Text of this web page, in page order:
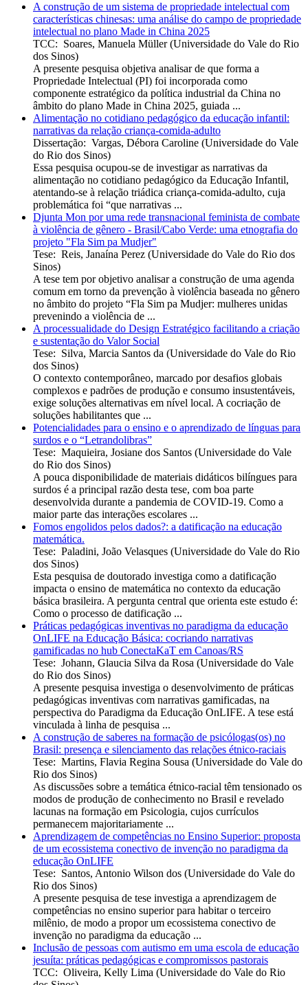
A construção de um sistema de propriedade intelectual com
características chinesas: uma análise do campo de propriedade
intelectual no plano Made in China 2025
TCC: Soares, Manuela Müller (Universidade do Vale do Rio
dos Sinos)
A presente pesquisa objetiva analisar de que forma a
Propriedade Intelectual (PI) foi incorporada como
componente estratégico da política industrial da China no
âmbito do plano Made in China 2025, guiada ...
Alimentação no cotidiano pedagógico da educação infantil:
narrativas da relação criança-comida-adulto
Dissertação: Vargas, Débora Caroline (Universidade do Vale
do Rio dos Sinos)
Essa pesquisa ocupou-se de investigar as narrativas da
alimentação no cotidiano pedagógico da Educação Infantil,
atentando-se à relação triádica criança-comida-adulto, cuja
problemática foi “que narrativas ...
Djunta Mon por uma rede transnacional feminista de combate
à violência de gênero - Brasil/Cabo Verde: uma etnografia do
projeto "Fla Sim pa Mudjer"
Tese: Reis, Janaína Perez (Universidade do Vale do Rio dos
Sinos)
A tese tem por objetivo analisar a construção de uma agenda
comum em torno da prevenção à violência baseada no gênero
no âmbito do projeto “Fla Sim pa Mudjer: mulheres unidas
prevenindo a violência de ...
A processualidade do Design Estratégico facilitando a criação
e sustentação do Valor Social
Tese: Silva, Marcia Santos da (Universidade do Vale do Rio
dos Sinos)
O contexto contemporâneo, marcado por desafios globais
complexos e padrões de produção e consumo insustentáveis,
exige soluções alternativas em nível local. A cocriação de
soluções habilitantes que ...
Potencialidades para o ensino e o aprendizado de línguas para
surdos e o “Letrandolibras”
Tese: Maquieira, Josiane dos Santos (Universidade do Vale
do Rio dos Sinos)
A pouca disponibilidade de materiais didáticos bilíngues para
surdos é a principal razão desta tese, com boa parte
desenvolvida durante a pandemia de COVID-19. Como a
maior parte das interações escolares ...
Fomos engolidos pelos dados?: a datificação na educação
matemática.
Tese: Paladini, João Velasques (Universidade do Vale do Rio
dos Sinos)
Esta pesquisa de doutorado investiga como a datificação
impacta o ensino de matemática no contexto da educação
básica brasileira. A pergunta central que orienta este estudo é:
Como o processo de datificação ...
Práticas pedagógicas inventivas no paradigma da educação
OnLIFE na Educação Básica: cocriando narrativas
gamificadas no hub ConectaKaT em Canoas/RS
Tese: Johann, Glaucia Silva da Rosa (Universidade do Vale
do Rio dos Sinos)
A presente pesquisa investiga o desenvolvimento de práticas
pedagógicas inventivas com narrativas gamificadas, na
perspectiva do Paradigma da Educação OnLIFE. A tese está
vinculada à linha de pesquisa ...
A construção de saberes na formação de psicólogas(os) no
Brasil: presença e silenciamento das relações étnico-raciais
Tese: Martins, Flavia Regina Sousa (Universidade do Vale do
Rio dos Sinos)
As discussões sobre a temática étnico-racial têm tensionado os
modos de produção de conhecimento no Brasil e revelado
lacunas na formação em Psicologia, cujos currículos
permanecem majoritariamente ...
Aprendizagem de competências no Ensino Superior: proposta
de um ecossistema conectivo de invenção no paradigma da
educação OnLIFE
Tese: Santos, Antonio Wilson dos (Universidade do Vale do
Rio dos Sinos)
A presente pesquisa de tese investiga a aprendizagem de
competências no ensino superior para habitar o terceiro
milênio, de modo a propor um ecossistema conectivo de
invenção no paradigma da educação ...
Inclusão de pessoas com autismo em uma escola de educação
jesuíta: práticas pedagógicas e compromissos pastorais
TCC: Oliveira, Kelly Lima (Universidade do Vale do Rio